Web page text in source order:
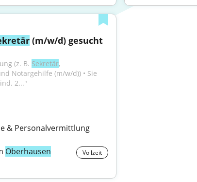
(m/w/d) gesucht
(z. B. Sekretär,
Notargehilfe (m/w/d)) • Sie
2..."
& Personalvermittlung
Oberhausen Vollzeit